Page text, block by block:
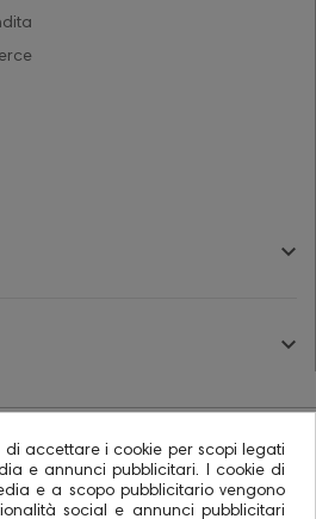


software CO.RA. SpA
accettare i cookie per scopi legati
e annunci pubblicitari. I cookie di
e a scopo pubblicitario vengono
social e annunci pubblicitari